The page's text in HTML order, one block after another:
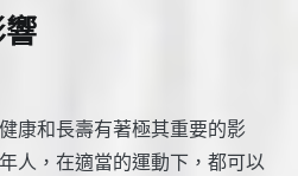
康和長壽有著極其重要的影
人，在適當的運動下，都可以